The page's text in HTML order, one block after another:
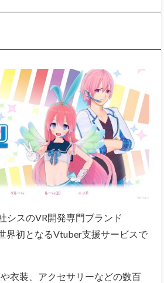
シスのVR開発専門ブランド
界初となるVtuber支援サービスで
衣装、アクセサリーなどの数百